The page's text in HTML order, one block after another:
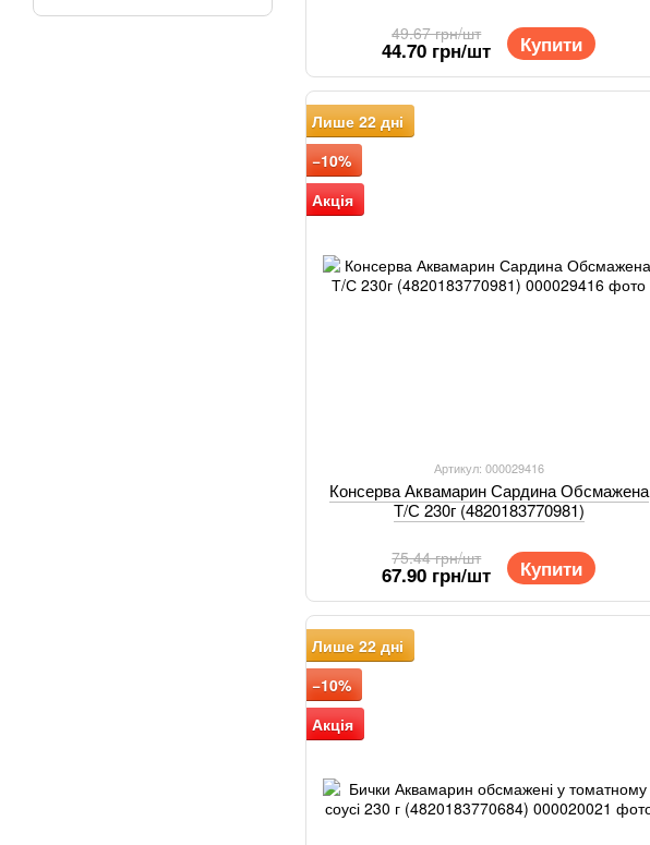
49.67 грн/шт
44.70 грн/шт Купити
Лише 22 дні
−10%
Акція
Артикул: 000029416
Консерва Аквамарин Сардина Обсмажена
Т/С 230г (4820183770981)
75.44 грн/шт
67.90 грн/шт Купити
Лише 22 дні
−10%
Акція